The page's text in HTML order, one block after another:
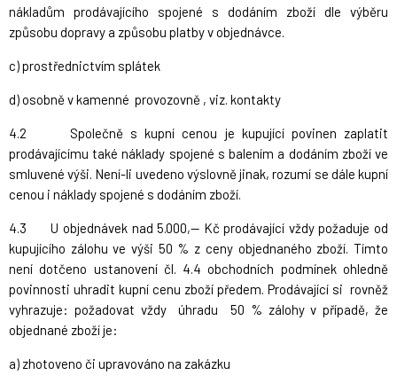
nákladům prodávajícího spojené s dodáním zboží dle výběru
způsobu dopravy a způsobu platby v objednávce.
c) prostřednictvím splátek
d) osobně v kamenné provozovně , viz. kontakty
4.2 Společně s kupní cenou je kupující povinen zaplatit
prodávajícímu také náklady spojené s balením a dodáním zboží ve
smluvené výši. Není-li uvedeno výslovně jinak, rozumí se dále kupní
cenou i náklady spojené s dodáním zboží.
4.3 U objednávek nad 5.000,-- Kč prodávající vždy požaduje od
kupujícího zálohu ve výši 50 % z ceny objednaného zboží. Tímto
není dotčeno ustanovení čl. 4.4 obchodních podmínek ohledně
povinnosti uhradit kupní cenu zboží předem. Prodávající si rovněž
vyhrazuje: požadovat vždy úhradu 50 % zálohy v případě, že
objednané zboží je:
a) zhotoveno či upravováno na zakázku